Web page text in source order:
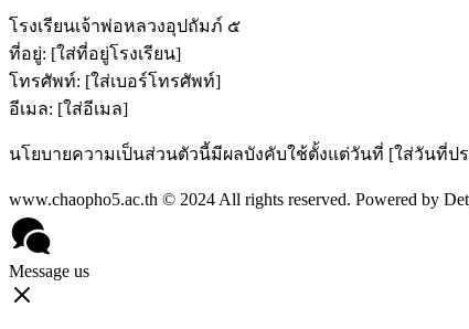
โรงเรียนเจ้าพ่อหลวงอุปถัมภ์ ๕
ที่อยู่: [ใส่ที่อยู่โรงเรียน]
โทรศัพท์: [ใส่เบอร์โทรศัพท์]
อีเมล: [ใส่อีเมล]
นโยบายความเป็นส่วนตัวนี้มีผลบังคับใช้ตั้งแต่วันที่ [ใส่วันที่ป
www.chaopho5.ac.th © 2024 All rights reserved. Powered by
Message us